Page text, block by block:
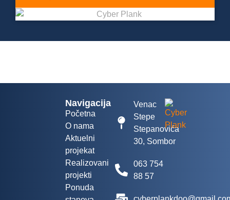
Navigacija
Početna
O nama
Aktuelni
projekat
Realizovani
projekti
Ponuda
Venac
Stepe
Stepanovića
30, Sombor
063 754
88 57